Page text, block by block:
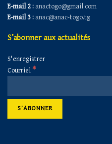
E-mail 2 : anactogo@gmail.com
E-mail 3 : anac@anac-togo.tg
S’abonner aux actualités
S'enregistrer
Courriel*